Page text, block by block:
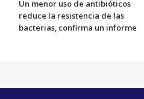
Un menor uso de antibióticos
reduce la resistencia de las
bacterias, confirma un informe